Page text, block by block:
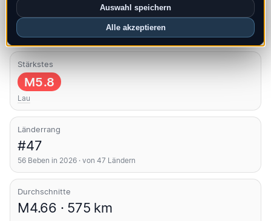
Auswahl speichern
Alle akzeptieren
0
Neueste UTC: 2026-07-29 04:07:24
Stärkstes
M5.8
Lau
Länderrang
#47
56 Beben in 2026 · von 47 Ländern
Durchschnitte
M4.66 · 575 km